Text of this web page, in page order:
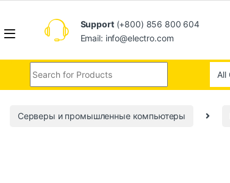
Support(+800) 856 800 604
Email: info@electro.com
Серверы и промышленные компьютеры